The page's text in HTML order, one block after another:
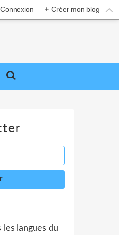
Connexion + Créer mon blog
les langues du